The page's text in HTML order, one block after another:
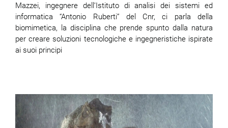
Mazzei, ingegnere dell’Istituto di analisi dei sistemi ed
informatica “Antonio Ruberti” del Cnr,ci parla della
biomimetica, la disciplina che prende spunto dalla natura
per creare soluzioni tecnologiche e ingegneristiche ispirate
ai suoi principi